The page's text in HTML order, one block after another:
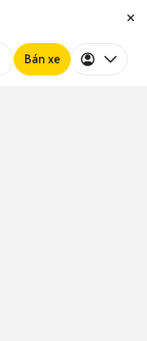
Bán xe